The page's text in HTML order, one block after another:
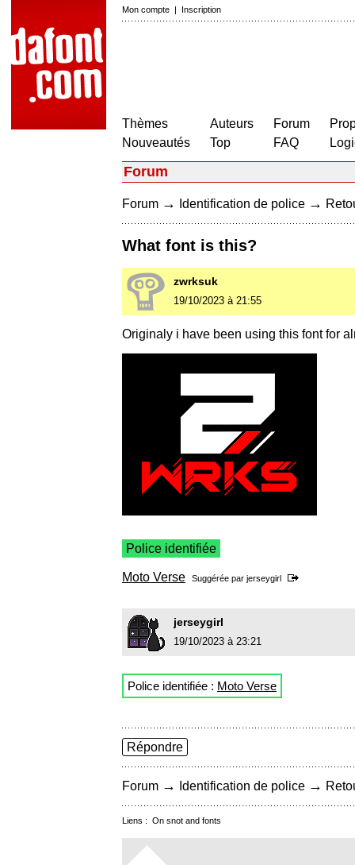
Mon compte | Inscription
Thèmes
Nouveautés
Auteurs
Top
Forum
FAQ
Forum
Forum → Identification de police →
What font is this?
zwrksuk
19/10/2023 à 21:55
Originaly i have been using this font for
Police identifiée
Moto Verse Suggérée par jerseygirl
jerseygirl
19/10/2023 à 23:21
Police identifiée : Moto Verse
Répondre
Forum → Identification de police →
Liens : On snot and fonts